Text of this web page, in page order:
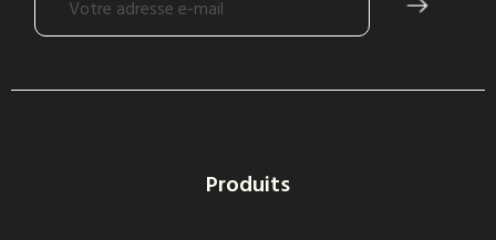
Produits